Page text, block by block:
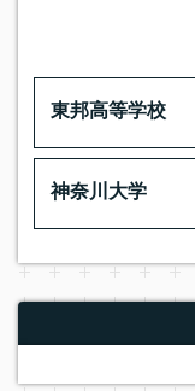
東邦高等学校
神奈川大学